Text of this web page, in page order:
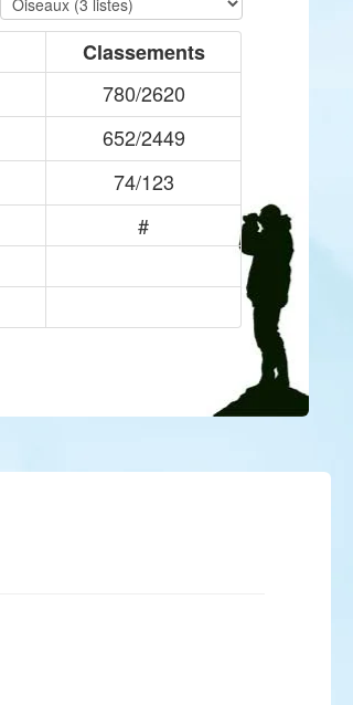
Classements
780/2620
652/2449
74/123
#